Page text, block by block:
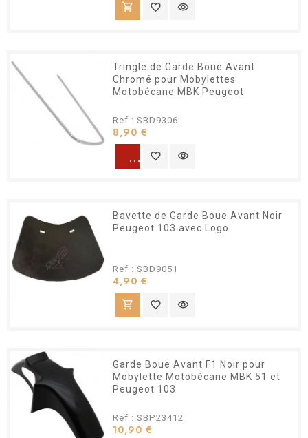
shopping_cart favorite_border visibility
Tringle de Garde Boue Avant
Chromé pour Mobylettes
Motobécane MBK Peugeot
Ref : SBD9306
8,90 €
favorite_border visibility
Bavette de Garde Boue Avant Noir
Peugeot 103 avec Logo
Ref : SBD9051
4,90 €
shopping_cart favorite_border visibility
Garde Boue Avant F1 Noir pour
Mobylette Motobécane MBK 51 et
Peugeot 103
Ref : SBP23412
10,90 €